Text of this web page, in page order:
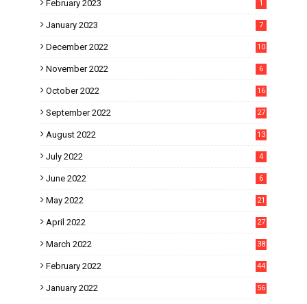
February 2023 1
January 2023 7
December 2022 10
November 2022 6
October 2022 16
September 2022 27
August 2022 13
July 2022 4
June 2022 6
May 2022 21
April 2022 27
March 2022 38
February 2022 44
January 2022 56